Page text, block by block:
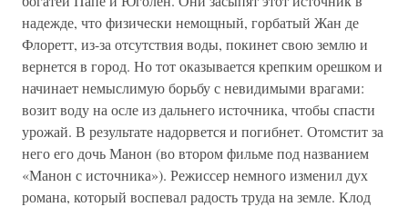
надежде, что физически немощный, горбатый Жан де
Флоретт, из-за отсутствия воды, покинет свою землю и
вернется в город. Но тот оказывается крепким орешком и
начинает немыслимую борьбу с невидимыми врагами:
возит воду на осле из дальнего источника, чтобы спасти
урожай. В результате надорвется и погибнет. Отомстит за
него его дочь Манон (во втором фильме под названием
«Манон с источника»). Режиссер немного изменил дух
романа, который воспевал радость труда на земле. Клод